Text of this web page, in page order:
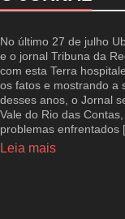
No último 27 de julho
e o jornal Tribuna da
com esta Terra
os fatos e mostrando a
desses anos, o Jornal
Vale do Rio das
problemas
Leia mais